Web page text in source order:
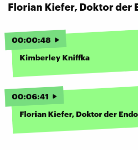
Florian Kiefer, Doktor der
00:00:48
Kimberley Kniffka
00:06:41
Florian Kiefer, Doktor der